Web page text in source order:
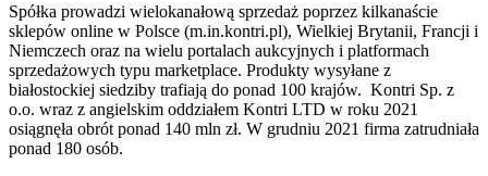
Spółka prowadzi wielokanałową sprzedaż poprzez kilkanaście
sklepów online w Polsce (m.in.kontri.pl), Wielkiej Brytanii, Francji i
Niemczech oraz na wielu portalach aukcyjnych i platformach
sprzedażowych typu marketplace. Produkty wysyłane z
białostockiej siedziby trafiają do ponad 100 krajów. Kontri Sp. z
o.o. wraz z angielskim oddziałem Kontri LTD w roku 2021
osiągnęła obrót ponad 140 mln zł. W grudniu 2021 firma zatrudniała
ponad 180 osób.